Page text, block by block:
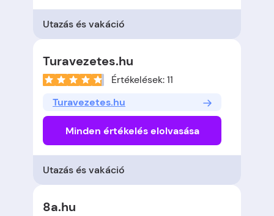
Utazás és vakáció
Turavezetes.hu
Értékelések: 11
Turavezetes.hu
Minden értékelés elolvasása
Utazás és vakáció
8a.hu